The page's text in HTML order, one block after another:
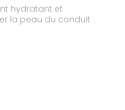
hydratant et
la peau du conduit